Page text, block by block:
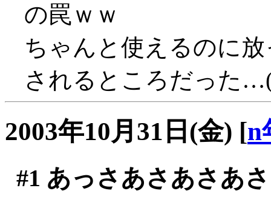
の罠ｗｗ
ちゃんと使えるのに
されるところだった
2003年10月31日(金) [n
#1 あっさあさあさあ